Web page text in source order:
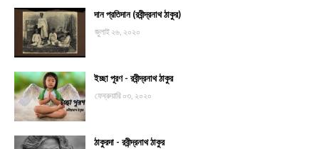
দান প্রতিদান (রবীন্দ্রনাথ ঠাকুর)
জুলাই ২৬, ২০২০
ইচ্ছা পূরণ - রবীন্দ্রনাথ ঠাকুর
ফেব্রুয়ারি ০৩, ২০২০
ঠাকুরদা - রবীন্দ্রনাথ ঠাকুর